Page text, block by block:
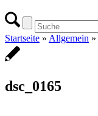
Startseite » Allgemein »
dsc_0165